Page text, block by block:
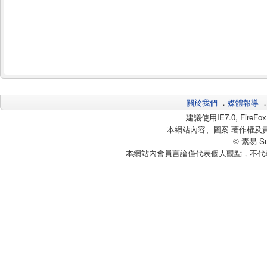
關於我們 ． 媒體報導
建議使用IE7.0,
本網站內容、圖案 著作權及
© 素易
本網站內會員言論僅代表個人觀點，不